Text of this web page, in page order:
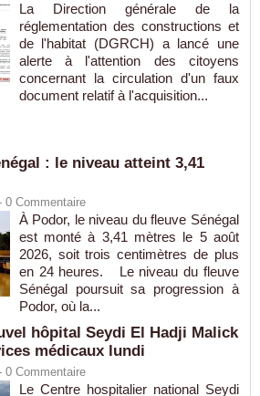
La Direction générale de la
réglementation des constructions et
de l'habitat (DGRCH) a lancé une
alerte à l'attention des citoyens
concernant la circulation d'un faux
document relatif à l'acquisition...
: le niveau atteint 3,41
0 Commentaire
À Podor, le niveau du fleuve Sénégal
est monté à 3,41 mètres le 5 août
2026, soit trois centimètres de plus
en 24 heures. Le niveau du fleuve
Sénégal poursuit sa progression à
Podor, où la...
hôpital Seydi El Hadji Malick
médicaux lundi
0 Commentaire
Le Centre hospitalier national Seydi